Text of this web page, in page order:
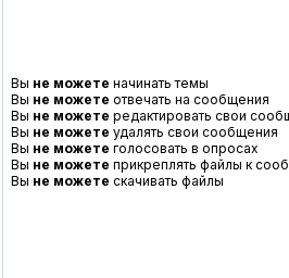
Вы не можете начинать темы
Вы не можете отвечать на сообщения
Вы не можете редактировать свои
Вы не можете удалять свои сообщения
Вы не можете голосовать в опросах
Вы не можете прикреплять файлы к
Вы не можете скачивать файлы